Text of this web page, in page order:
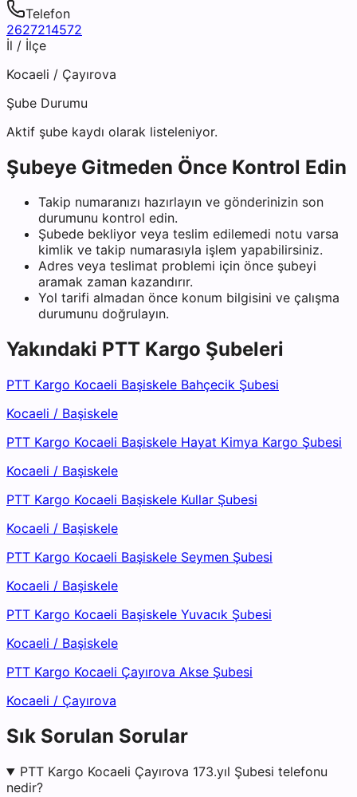
Telefon
2627214572
İl / İlçe
Kocaeli / Çayırova
Şube Durumu
Aktif şube kaydı olarak listeleniyor.
Şubeye Gitmeden Önce Kontrol Edin
Takip numaranızı hazırlayın ve gönderinizin son
durumunu kontrol edin.
Şubede bekliyor veya teslim edilemedi notu varsa
kimlik ve takip numarasıyla işlem yapabilirsiniz.
Adres veya teslimat problemi için önce şubeyi
aramak zaman kazandırır.
Yol tarifi almadan önce konum bilgisini ve çalışma
durumunu doğrulayın.
Yakındaki PTT Kargo Şubeleri
PTT Kargo Kocaeli Başiskele Bahçecik Şubesi
Kocaeli / Başiskele
PTT Kargo Kocaeli Başiskele Hayat Kimya Kargo Şubesi
Kocaeli / Başiskele
PTT Kargo Kocaeli Başiskele Kullar Şubesi
Kocaeli / Başiskele
PTT Kargo Kocaeli Başiskele Seymen Şubesi
Kocaeli / Başiskele
PTT Kargo Kocaeli Başiskele Yuvacık Şubesi
Kocaeli / Başiskele
PTT Kargo Kocaeli Çayırova Akse Şubesi
Kocaeli / Çayırova
Sık Sorulan Sorular
PTT Kargo Kocaeli Çayırova 173.yıl Şubesi telefonu
nedir?